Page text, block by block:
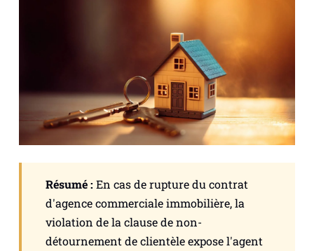
Résumé : En cas de rupture du contrat
d'agence commerciale immobilière, la
violation de la clause de non-
détournement de clientèle expose l'agent